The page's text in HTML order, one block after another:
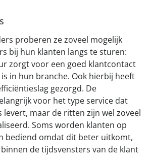
proberen ze zoveel mogelijk
bij hun klanten langs te sturen:
zorgt voor een goed klantcontact
in hun branche. Ook hierbij heeft
gezorgd. De
voor het type service dat
levert, maar de ritten zijn wel zoveel
Soms worden klanten op
bediend omdat dit beter uitkomt,
de tijdsvensters van de klant